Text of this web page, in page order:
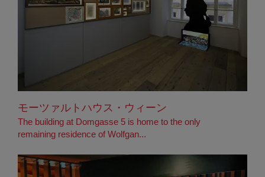
モーツァルトハウス・ウィーン
The building at Domgasse 5 is home to the only
remaining residence of Wolfgan...